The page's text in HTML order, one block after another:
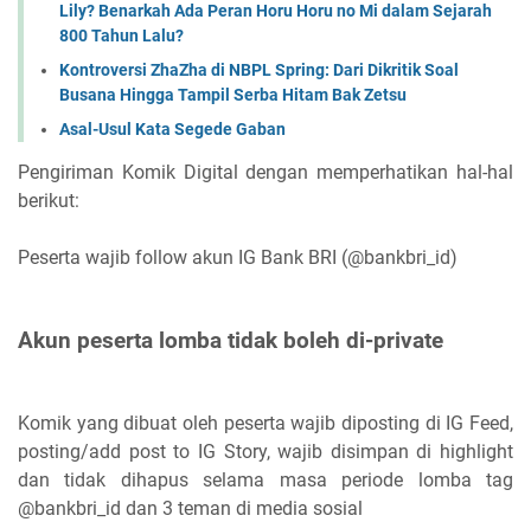
Lily? Benarkah Ada Peran Horu Horu no Mi dalam Sejarah
800 Tahun Lalu?
Kontroversi ZhaZha di NBPL Spring: Dari Dikritik Soal
Busana Hingga Tampil Serba Hitam Bak Zetsu
Asal-Usul Kata Segede Gaban
Pengiriman Komik Digital dengan memperhatikan hal-hal
berikut:
Peserta wajib follow akun IG Bank BRI (@bankbri_id)
Akun peserta lomba tidak boleh di-private
Komik yang dibuat oleh peserta wajib diposting di IG Feed,
posting/add post to IG Story, wajib disimpan di highlight
dan tidak dihapus selama masa periode lomba tag
@bankbri_id dan 3 teman di media sosial